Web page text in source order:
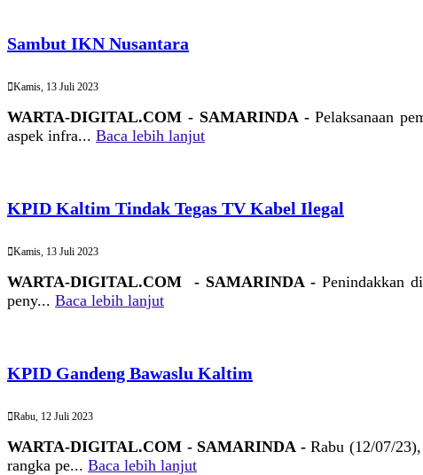
Sambut IKN Nusantara
Kamis, 13 Juli 2023
WARTA-DIGITAL.COM - SAMARINDA -Pelaksanaan
aspek infra... Baca lebih lanjut
KPID Kaltim Tindak Tegas TV Kabel Ilegal
Kamis, 13 Juli 2023
WARTA-DIGITAL.COM - SAMARINDA -Penindakkan
peny... Baca lebih lanjut
KPID Gandeng Bawaslu Kaltim
Rabu, 12 Juli 2023
WARTA-DIGITAL.COM - SAMARINDA -Rabu (12/07/
rangka pe... Baca lebih lanjut